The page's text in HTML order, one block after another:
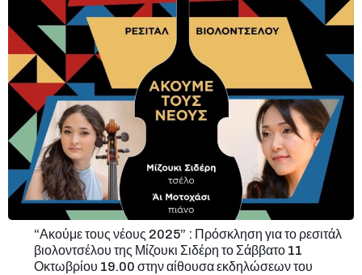
“Ακούμε τους νέους 2025” : Πρόσκληση για το ρεσιτάλ
βιολοντσέλου της Μίζουκι Σιδέρη το Σάββατο 11
Οκτωβρίου 19.00 στην αίθουσα εκδηλώσεων του